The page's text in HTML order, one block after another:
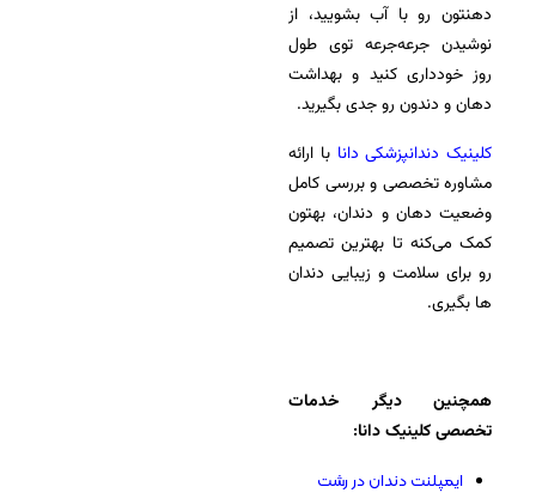
دهنتون رو با آب بشویید، از
نوشیدن جرعه‌جرعه توی طول
روز خودداری کنید و بهداشت
دهان و دندون رو جدی بگیرید.
کلینیک دندانپزشکی دانا با ارائه
مشاوره تخصصی و بررسی کامل
وضعیت دهان و دندان، بهتون
کمک می‌کنه تا بهترین تصمیم
رو برای سلا‌‌مت و زیبایی دندان
ها بگیری.
همچنین دیگر خدمات
تخصصی کلینیک دانا:
ایمپلنت دندان در رشت